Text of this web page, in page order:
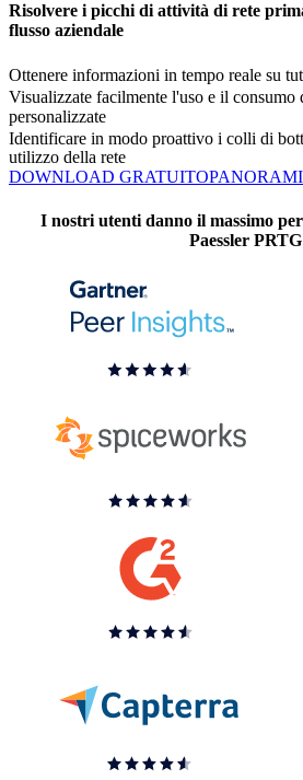
Risolvere i picchi di attività di rete
flusso aziendale
Ottenere informazioni in tempo reale su
Visualizzate facilmente l'uso e il consumo
personalizzate
Identificare in modo proattivo i colli di
utilizzo della rete
DOWNLOAD GRATUITO
I nostri utenti danno il massimo
Paessler PRTG